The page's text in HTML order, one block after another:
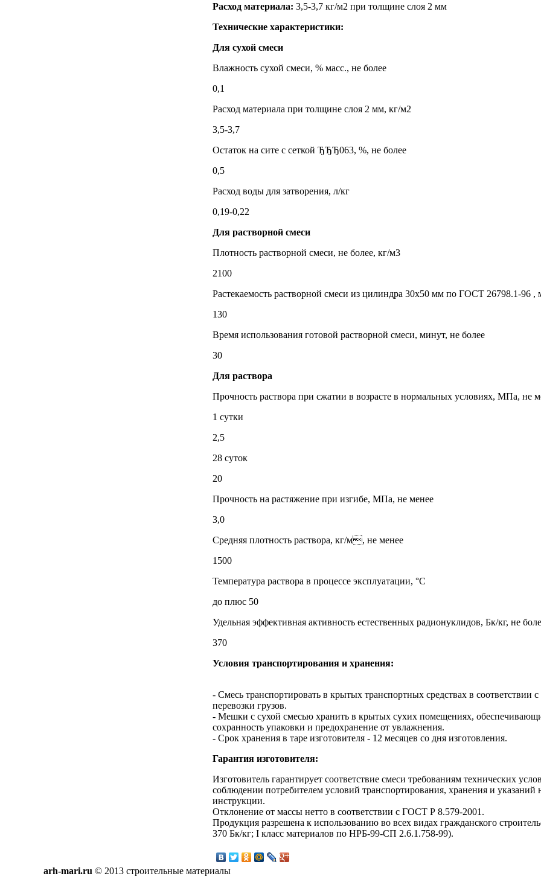
Расход материала: 3,5-3,7 кг/м2 при толщине слоя 2 мм
Технические характеристики:
Для сухой смеси
Влажность сухой смеси, % масс., не более
0,1
Расход материала при толщине слоя 2 мм, кг/м2
3,5-3,7
Остаток на сите с сеткой ЂЂЂ063, %, не более
0,5
Расход воды для затворения, л/кг
0,19-0,22
Для растворной смеси
Плотность растворной смеси, не более, кг/м3
2100
Растекаемость растворной смеси из цилиндра 30х50 мм по ГОСТ 26798.1-96 ,
130
Время использования готовой растворной смеси, минут, не более
30
Для раствора
Прочность раствора при сжатии в возрасте в нормальных условиях, МПа, не
1 сутки
2,5
28 суток
20
Прочность на растяжение при изгибе, МПа, не менее
3,0
Средняя плотность раствора, кг/м, не менее
1500
Температура раствора в процессе эксплуатации, °С
до плюс 50
Удельная эффективная активность естественных радионуклидов, Бк/кг, не
370
Условия транспортирования и хранения:
- Смесь транспортировать в крытых транспортных средствах в соответствии
перевозки грузов.
- Мешки с сухой смесью хранить в крытых сухих помещениях,
сохранность упаковки и предохранение от увлажнения.
- Срок хранения в таре изготовителя - 12 месяцев со дня изготовления.
Гарантия изготовителя:
Изготовитель гарантирует соответствие смеси требованиям технических
соблюдении потребителем условий транспортирования, хранения и указаний
инструкции.
Отклонение от массы нетто в соответствии с ГОСТ Р 8.579-2001.
Продукция разрешена к использованию во всех видах гражданского
370 Бк/кг; I класс материалов по НРБ-99-СП 2.6.1.758-99).
arh-mari.ru © 2013 строительные материалы